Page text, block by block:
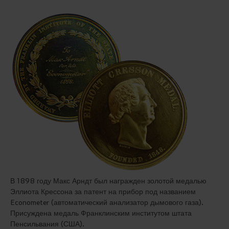
В 1898 году Макс Арндт был награжден золотой медалью
Эллиота Крессона за патент на прибор под названием
Econometer (автоматический анализатор дымового газа).
Присуждена медаль Франклинским институтом штата
Пенсильвания (США).